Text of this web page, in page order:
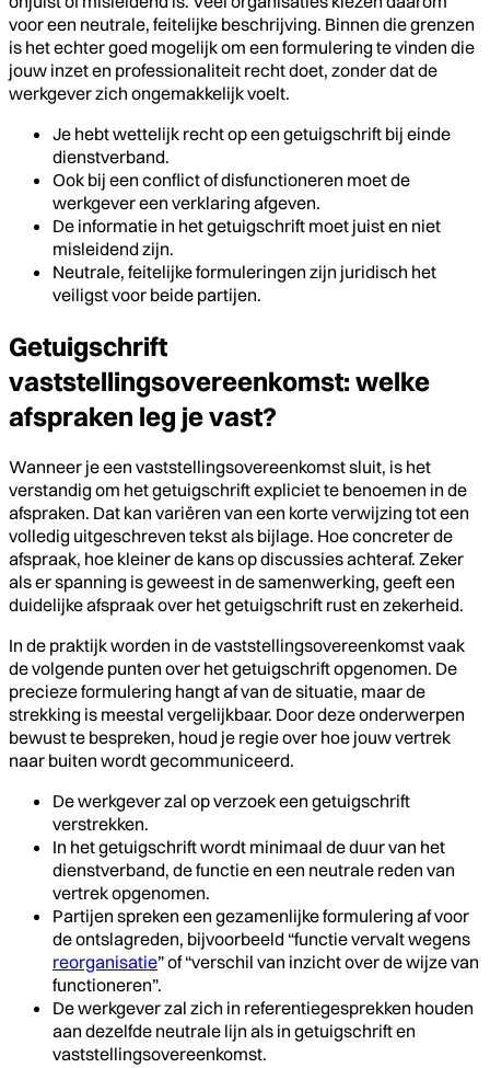
voor een neutrale, feitelijke beschrijving. Binnen die grenzen
is het echter goed mogelijk om een formulering te vinden die
jouw inzet en professionaliteit recht doet, zonder dat de
werkgever zich ongemakkelijk voelt.
Je hebt wettelijk recht op een getuigschrift bij einde
dienstverband.
Ook bij een conflict of disfunctioneren moet de
werkgever een verklaring afgeven.
De informatie in het getuigschrift moet juist en niet
misleidend zijn.
Neutrale, feitelijke formuleringen zijn juridisch het
veiligst voor beide partijen.
Getuigschrift
vaststellingsovereenkomst: welke
afspraken leg je vast?
Wanneer je een vaststellingsovereenkomst sluit, is het
verstandig om het getuigschrift expliciet te benoemen in de
afspraken. Dat kan variëren van een korte verwijzing tot een
volledig uitgeschreven tekst als bijlage. Hoe concreter de
afspraak, hoe kleiner de kans op discussies achteraf. Zeker
als er spanning is geweest in de samenwerking, geeft een
duidelijke afspraak over het getuigschrift rust en zekerheid.
In de praktijk worden in de vaststellingsovereenkomst vaak
de volgende punten over het getuigschrift opgenomen. De
precieze formulering hangt af van de situatie, maar de
strekking is meestal vergelijkbaar. Door deze onderwerpen
bewust te bespreken, houd je regie over hoe jouw vertrek
naar buiten wordt gecommuniceerd.
De werkgever zal op verzoek een getuigschrift
verstrekken.
In het getuigschrift wordt minimaal de duur van het
dienstverband, de functie en een neutrale reden van
vertrek opgenomen.
Partijen spreken een gezamenlijke formulering af voor
de ontslagreden, bijvoorbeeld “functie vervalt wegens
reorganisatie” of “verschil van inzicht over de wijze van
functioneren”.
De werkgever zal zich in referentiegesprekken houden
aan dezelfde neutrale lijn als in getuigschrift en
vaststellingsovereenkomst.